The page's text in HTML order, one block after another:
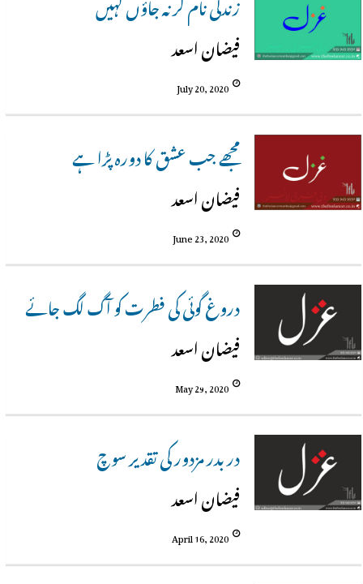
فیضان اسعد
July 20, 2020
مجھے جب عشق کا دورہ پڑا ہے
فیضان اسعد
June 23, 2020
دروغ گوئی کی فطرت کو آگ لگ جائے
فیضان اسعد
May 29, 2020
در بدر مزدور کی تقدیر سوچ
فیضان اسعد
April 16, 2020